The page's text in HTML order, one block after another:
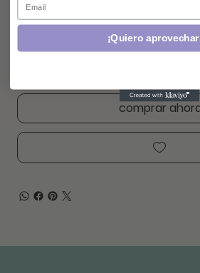
Solo 1 disponible(s)
comprar
¡Quiero